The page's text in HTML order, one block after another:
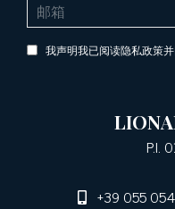
我声明我已阅读隐私政策
P.I.
+39 055